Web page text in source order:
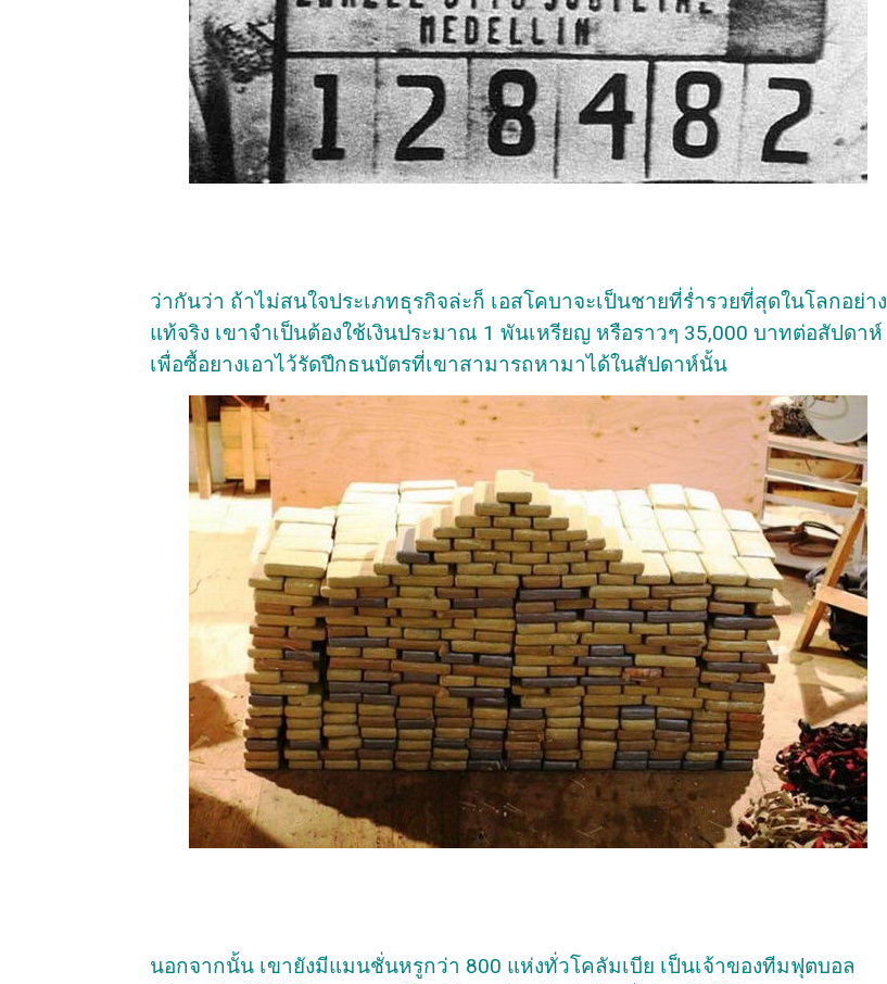
ว่ากันว่า ถ้าไม่สนใจประเภทธุรกิจล่ะก็ เอสโคบาจะเป็นชายที่ร่ำรวยที่สุดในโลกอย่าง
แท้จริง เขาจำเป็นต้องใช้เงินประมาณ 1 พันเหรียญ หรือราวๆ 35,000 บาทต่อสัปดาห์
เพื่อซื้อยางเอาไว้รัดปึกธนบัตรที่เขาสามารถหามาได้ในสัปดาห์นั้น
นอกจากนั้น เขายังมีแมนชั่นหรูกว่า 800 แห่งทั่วโคลัมเบีย เป็นเจ้าของทีมฟุตบอล